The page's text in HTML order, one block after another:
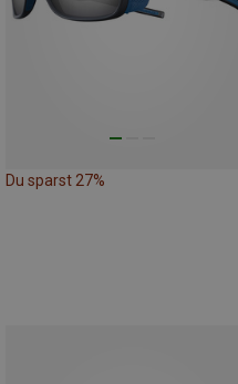
Du sparst 27%